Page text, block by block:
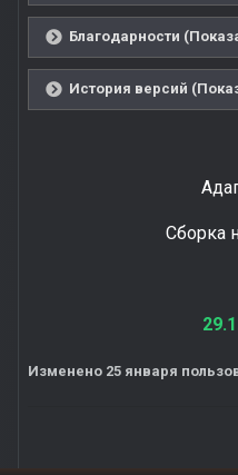
Благодарности
История версий
Сборка
Изменено 25 января